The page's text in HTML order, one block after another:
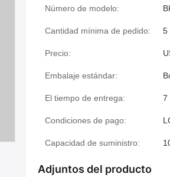
Número de modelo:
Cantidad mínima de pedido: 5
Precio:
Embalaje estándar:
El tiempo de entrega: 7
Condiciones de pago:
Capacidad de suministro:
Adjuntos del producto